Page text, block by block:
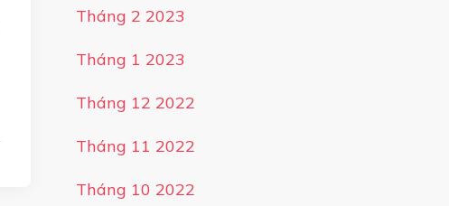
Tháng 2 2023
Tháng 1 2023
Tháng 12 2022
Tháng 11 2022
Tháng 10 2022